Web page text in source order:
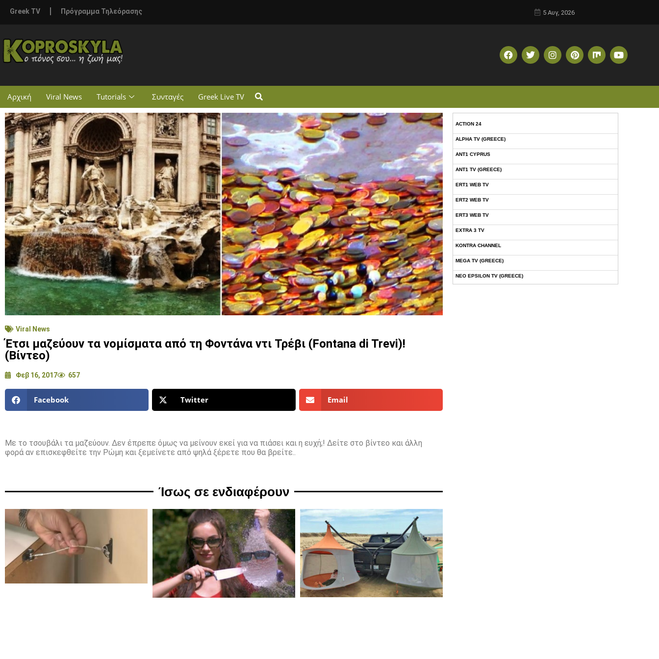
Greek TV Πρόγραμμα Τηλεόρασης 5 Αυγ, 2026
Αρχική Viral News Tutorials Συνταγές Greek Live TV
Viral News
Έτσι μαζεύουν τα νομίσματα από τη Φοντάνα ντι Τρέβι (Fontana di Trevi)!
(Βίντεο)
Φεβ 16, 2017 657
Facebook Twitter Email
Mε το τσουβάλι τα μαζεύουν. Δεν έπρεπε όμως να μείνουν εκεί για να πιάσει και η ευχή;! Δείτε στο βίντεο και άλλη
φορά αν επισκεφθείτε την Ρώμη και ξεμείνετε από ψηλά ξέρετε που θα βρείτε..
Ίσως σε ενδιαφέρουν
ACTION 24
ALPHA TV (GREECE)
ANT1 CYPRUS
ANT1 TV (GREECE)
ERT1 WEB TV
ERT2 WEB TV
ERT3 WEB TV
EXTRA 3 TV
KONTRA CHANNEL
MEGA TV (GREECE)
NEO EPSILON TV (GREECE)